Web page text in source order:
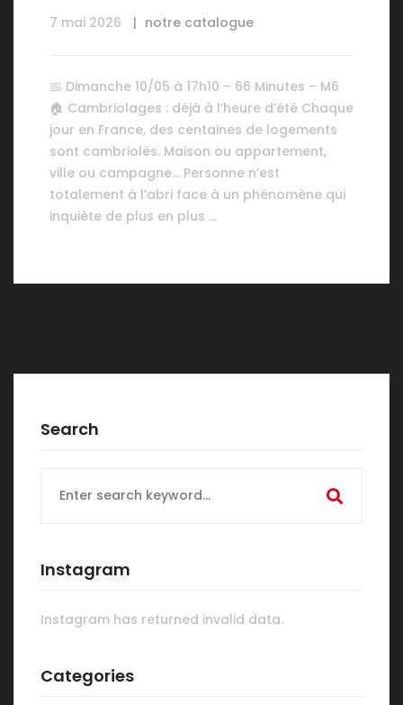
7 mai 2026 notre catalogue
📅 Dimanche 10/05 à 17h10 – 66 Minutes – M6
🏠 Cambriolages : déjà à l’heure d’été Chaque
jour en France, des centaines de logements
sont cambriolés. Maison ou appartement,
ville ou campagne… Personne n’est
totalement à l’abri face à un phénomène qui
inquiète de plus en plus …
Search
for:
Instagram
Instagram has returned invalid data.
Categories